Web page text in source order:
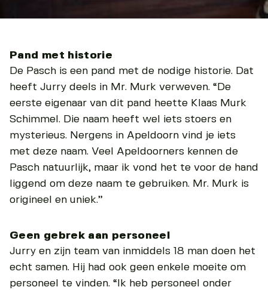
Pand met historie
De Pasch is een pand met de nodige historie. Dat
heeft Jurry deels in Mr. Murk verweven. “De
eerste eigenaar van dit pand heette Klaas Murk
Schimmel. Die naam heeft wel iets stoers en
mysterieus. Nergens in Apeldoorn vind je iets
met deze naam. Veel Apeldoorners kennen de
Pasch natuurlijk, maar ik vond het te voor de hand
liggend om deze naam te gebruiken. Mr. Murk is
origineel en uniek.”
Geen gebrek aan personeel
Jurry en zijn team van inmiddels 18 man doen het
echt samen. Hij had ook geen enkele moeite om
personeel te vinden. “Ik heb personeel onder